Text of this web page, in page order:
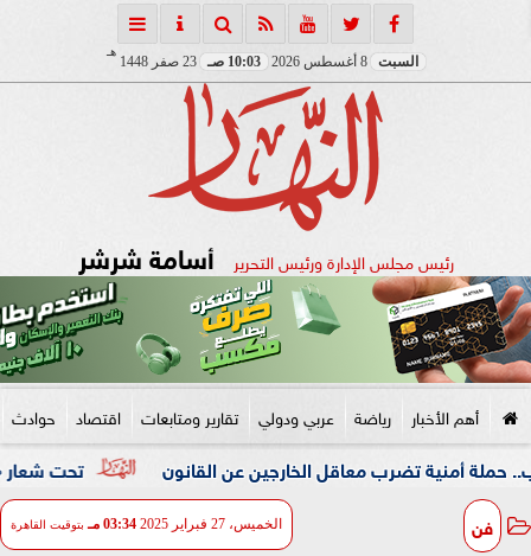
السبت 8 أغسطس 2026 10:03 صـ 23 صفر 1448
هـ
رئيس مجلس الإدارة ورئيس التحرير أسامة شرشر
أهم الأخبار رياضة عربي ودولي تقارير ومتابعات اقتصاد حوادث
تحت شعار «خدمة بيوت تضرب معاقل الخارجين عن القانون
فن الخميس، 27 فبراير 2025 03:34 مـ بتوقيت القاهرة